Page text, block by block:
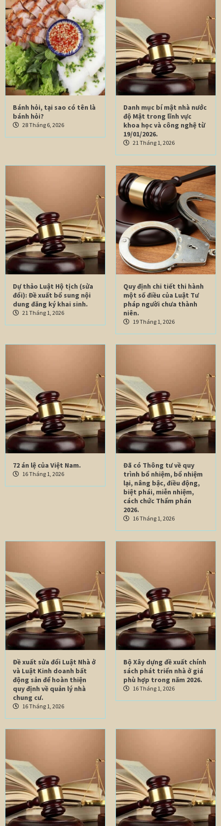
Bánh hỏi, tại sao có tên là
bánh hỏi?
28 Tháng 6, 2026
Danh mục bí mật nhà nước
độ Mật trong lĩnh vực
khoa học và công nghệ từ
19/01/2026.
21 Tháng 1, 2026
Dự thảo Luật Hộ tịch (sửa
đổi): Đề xuất bổ sung nội
dung đăng ký khai sinh.
21 Tháng 1, 2026
Quy định chi tiết thi hành
một số điều của Luật Tư
pháp người chưa thành
niên.
19 Tháng 1, 2026
72 án lệ của Việt Nam.
16 Tháng 1, 2026
Đã có Thông tư về quy
trình bổ nhiệm, bổ nhiệm
lại, nâng bậc, điều động,
biệt phái, miễn nhiệm,
cách chức Thẩm phán
2026.
16 Tháng 1, 2026
Đề xuất sửa đổi Luật Nhà ở
và Luật Kinh doanh bất
động sản để hoàn thiện
quy định về quản lý nhà
chung cư.
16 Tháng 1, 2026
Bộ Xây dựng đề xuất chính
sách phát triển nhà ở giá
phù hợp trong năm 2026.
16 Tháng 1, 2026